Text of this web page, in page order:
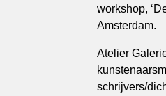
workshop,
Amsterdam.
Atelier
schrijvers/